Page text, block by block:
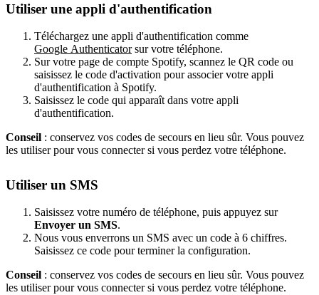
Utiliser une appli d'authentification
Téléchargez une appli d'authentification comme
Google Authenticatorsur votre téléphone.
Sur votre page de compte Spotify, scannez le QR code ou
saisissez le code d'activation pour associer votre appli
d'authentification à Spotify.
Saisissez le code qui apparaît dans votre appli
d'authentification.
Conseil : conservez vos codes de secours en lieu sûr. Vous pouvez
les utiliser pour vous connecter si vous perdez votre téléphone.
Utiliser un SMS
Saisissez votre numéro de téléphone, puis appuyez sur
Envoyer un SMS.
Nous vous enverrons un SMS avec un code à 6 chiffres.
Saisissez ce code pour terminer la configuration.
Conseil : conservez vos codes de secours en lieu sûr. Vous pouvez
les utiliser pour vous connecter si vous perdez votre téléphone.